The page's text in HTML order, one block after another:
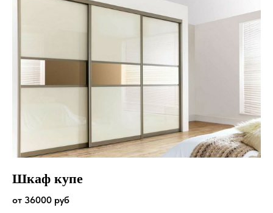
Шкаф купе
от 36000 руб